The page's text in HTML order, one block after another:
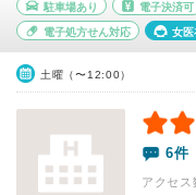
駐車場あり 電子決済可
電子処方せん対応 女医
土曜（〜12:00）
6件
アクセ